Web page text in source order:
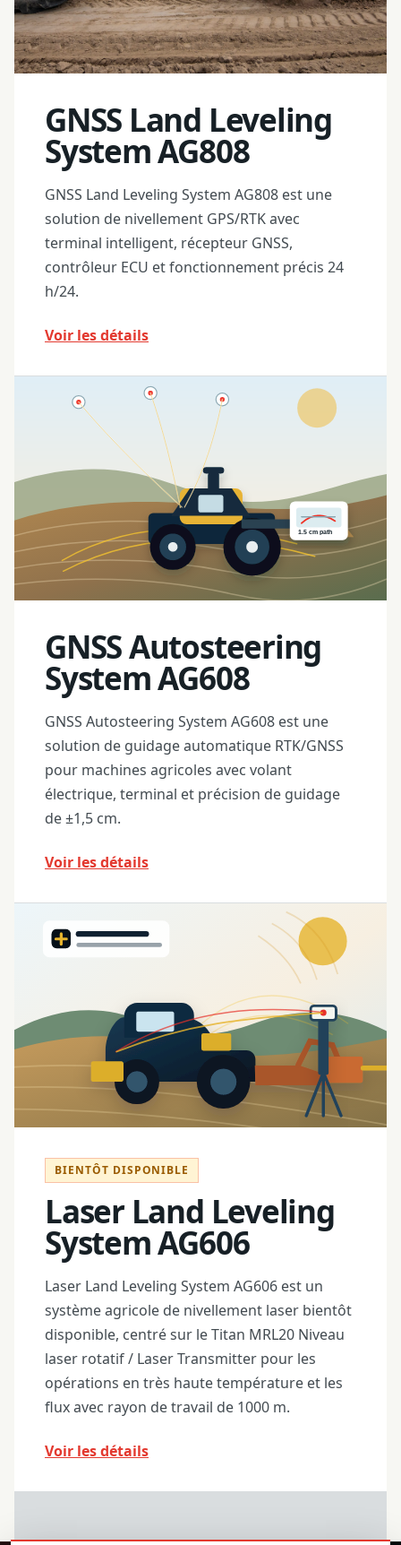
GNSS Land Leveling
System AG808
GNSS Land Leveling System AG808 est une
solution de nivellement GPS/RTK avec
terminal intelligent, récepteur GNSS,
contrôleur ECU et fonctionnement précis 24
h/24.
Voir les détails
GNSS Autosteering
System AG608
GNSS Autosteering System AG608 est une
solution de guidage automatique RTK/GNSS
pour machines agricoles avec volant
électrique, terminal et précision de guidage
de ±1,5 cm.
Voir les détails
BIENTÔT DISPONIBLE
Laser Land Leveling
System AG606
Laser Land Leveling System AG606 est un
système agricole de nivellement laser bientôt
disponible, centré sur le Titan MRL20 Niveau
laser rotatif / Laser Transmitter pour les
opérations en très haute température et les
flux avec rayon de travail de 1000 m.
Voir les détails